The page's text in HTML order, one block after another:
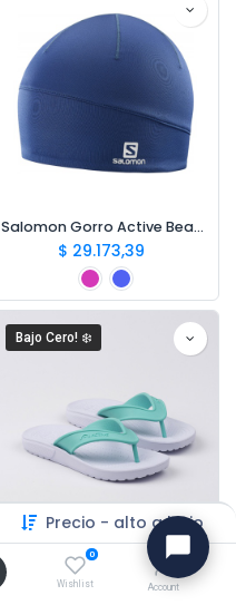
Precio - alto a bajo
0
Wishlist Account
Salomon Gorro Active Beanie
$ 29.173,39
Bajo Cero! ❄️
Active Ojota Miami W
12.803,58 21.339,29
● En línea